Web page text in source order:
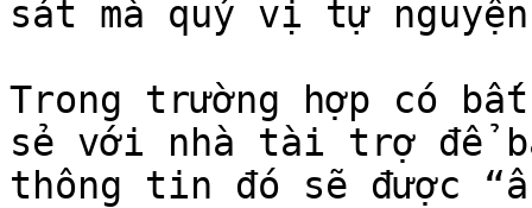
sát mà quý vị tự
Trong trường hợp có
sẻ với nhà tài trợ để
thông tin đó sẽ được